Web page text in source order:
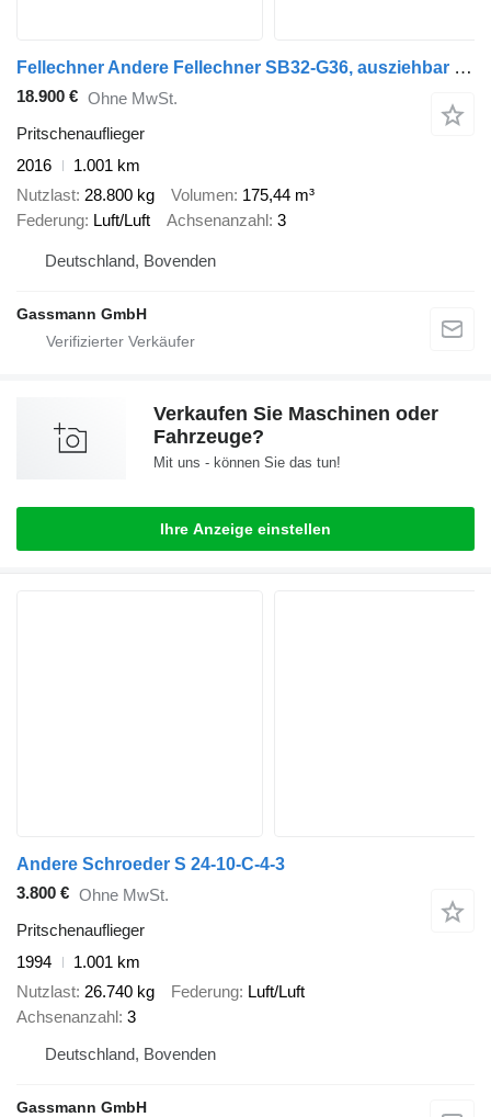
Fellechner Andere Fellechner SB32-G36, ausziehbar um 1,5m
18.900 € Ohne MwSt.
Pritschenauflieger
2016
1.001 km
Nutzlast 28.800 kg Volumen 175,44 m³
Federung Luft/Luft Achsenanzahl 3
Deutschland, Bovenden
Gassmann GmbH
Verkaufen Sie Maschinen oder
Fahrzeuge?
Mit uns - können Sie das tun!
Ihre Anzeige einstellen
Andere Schroeder S 24-10-C-4-3
3.800 € Ohne MwSt.
Pritschenauflieger
1994
1.001 km
Nutzlast 26.740 kg Federung Luft/Luft
Achsenanzahl 3
Deutschland, Bovenden
Gassmann GmbH